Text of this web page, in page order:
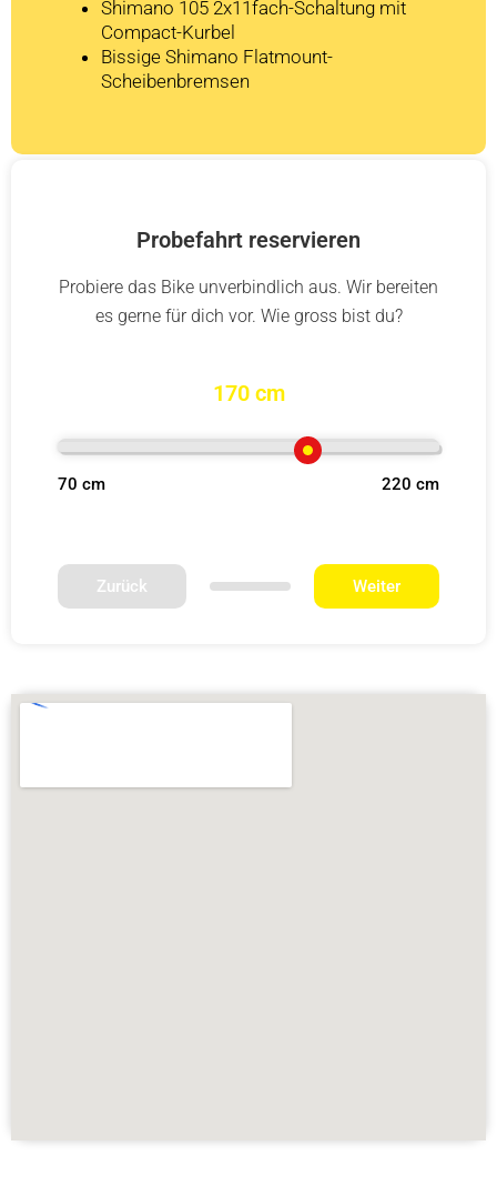
Shimano 105 2x11fach-Schaltung mit
Compact-Kurbel
Bissige Shimano Flatmount-
Scheibenbremsen
Probefahrt reservieren
Probiere das Bike unverbindlich aus. Wir bereiten
es gerne für dich vor. Wie gross bist du?
170 cm
70 cm 220 cm
Zurück Weiter